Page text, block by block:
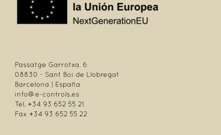
Passatge Garrotxa, 6
08830 - Sant Boi de Llobregat
Barcelona | España
info@e-controls.es
Tel. +34 93 652 55 21
Fax +34 93 652 55 22